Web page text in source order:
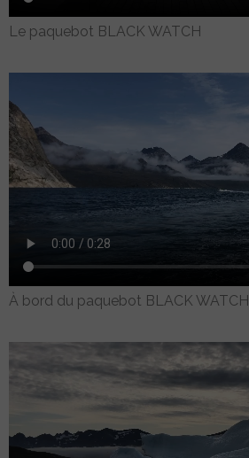
Le paquebot BLACK WATCH
À bord du paquebot BLACK WATCH